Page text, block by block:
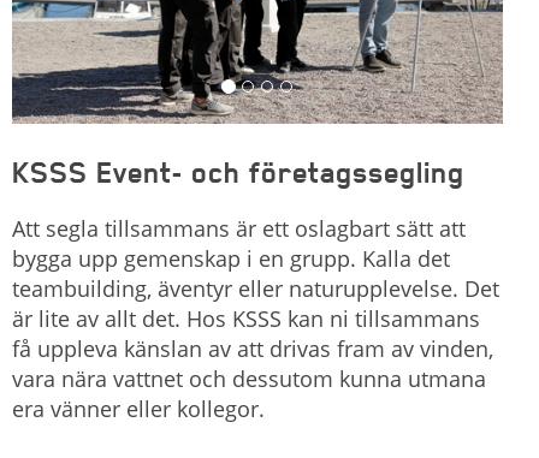
KSSS Event- och företagssegling
Att segla tillsammans är ett oslagbart sätt att
bygga upp gemenskap i en grupp. Kalla det
teambuilding, äventyr eller naturupplevelse. Det
är lite av allt det. Hos KSSS kan ni tillsammans
få uppleva känslan av att drivas fram av vinden,
vara nära vattnet och dessutom kunna utmana
era vänner eller kollegor.